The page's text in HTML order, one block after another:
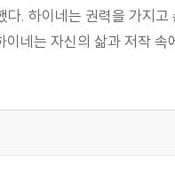
. 하이네는 권력을 가지
네는 자신의 삶과 저작